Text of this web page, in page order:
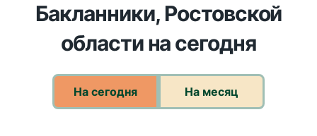
Бакланники, Ростовской
области на сегодня
На сегодня На месяц